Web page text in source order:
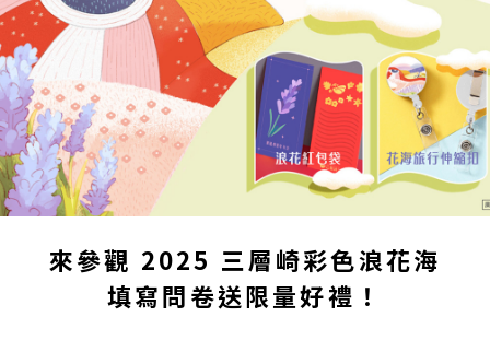
來參觀 2025 三層崎彩色浪花海
填寫問卷送限量好禮！